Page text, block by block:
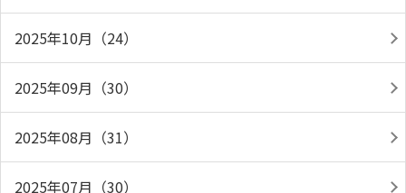
2025年10月（24）
2025年09月（30）
2025年08月（31）
2025年07月（30）